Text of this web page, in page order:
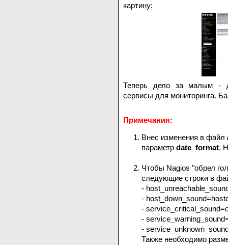
картину:
Теперь дело за малым -
сервисы для мониторинга.
Примечания:
Внес изменения в файл
параметр date_format.
Чтобы Nagios "обрел
следующие строки в
-
-
-
-
-
Также необходимо